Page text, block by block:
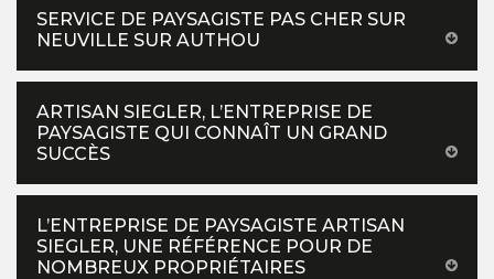
SERVICE DE PAYSAGISTE PAS CHER SUR
NEUVILLE SUR AUTHOU
ARTISAN SIEGLER, L’ENTREPRISE DE
PAYSAGISTE QUI CONNAÎT UN GRAND
SUCCÈS
L’ENTREPRISE DE PAYSAGISTE ARTISAN
SIEGLER, UNE RÉFÉRENCE POUR DE
NOMBREUX PROPRIÉTAIRES